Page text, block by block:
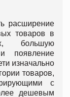
расширение
товаров в
большую
появление
изначально
товаров,
с
дешевым